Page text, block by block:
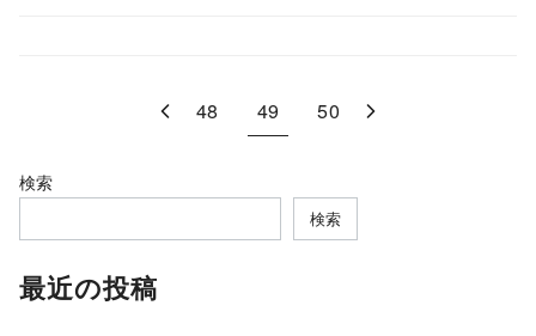
48 49 50
検索
検索
最近の投稿